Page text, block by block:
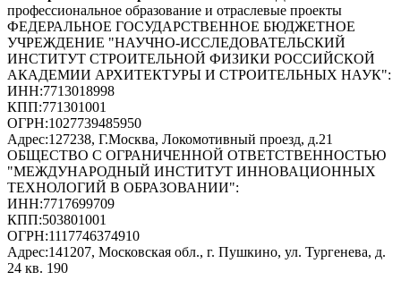
профессиональное образование и отраслевые проекты
ФЕДЕРАЛЬНОЕ ГОСУДАРСТВЕННОЕ БЮДЖЕТНОЕ
УЧРЕЖДЕНИЕ "НАУЧНО-ИССЛЕДОВАТЕЛЬСКИЙ
ИНСТИТУТ СТРОИТЕЛЬНОЙ ФИЗИКИ РОССИЙСКОЙ
АКАДЕМИИ АРХИТЕКТУРЫ И СТРОИТЕЛЬНЫХ НАУК":
ИНН:7713018998
КПП:771301001
ОГРН:1027739485950
Адрес:127238, Г.Москва, Локомотивный проезд, д.21
ОБЩЕСТВО С ОГРАНИЧЕННОЙ ОТВЕТСТВЕННОСТЬЮ
"МЕЖДУНАРОДНЫЙ ИНСТИТУТ ИННОВАЦИОННЫХ
ТЕХНОЛОГИЙ В ОБРАЗОВАНИИ":
ИНН:7717699709
КПП:503801001
ОГРН:1117746374910
Адрес:141207, Московская обл., г. Пушкино, ул. Тургенева, д.
24 кв. 190